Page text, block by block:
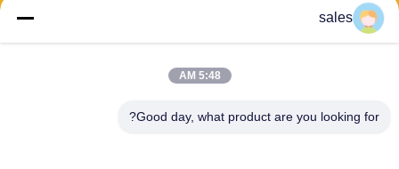
عنوان: 601-606، الطابق 6، المبنى E، حديقة يوانفين الصناعية، منطقة
هاتف:86-13424296897
sales
5:48 AM
Good day, what product are you looking for?